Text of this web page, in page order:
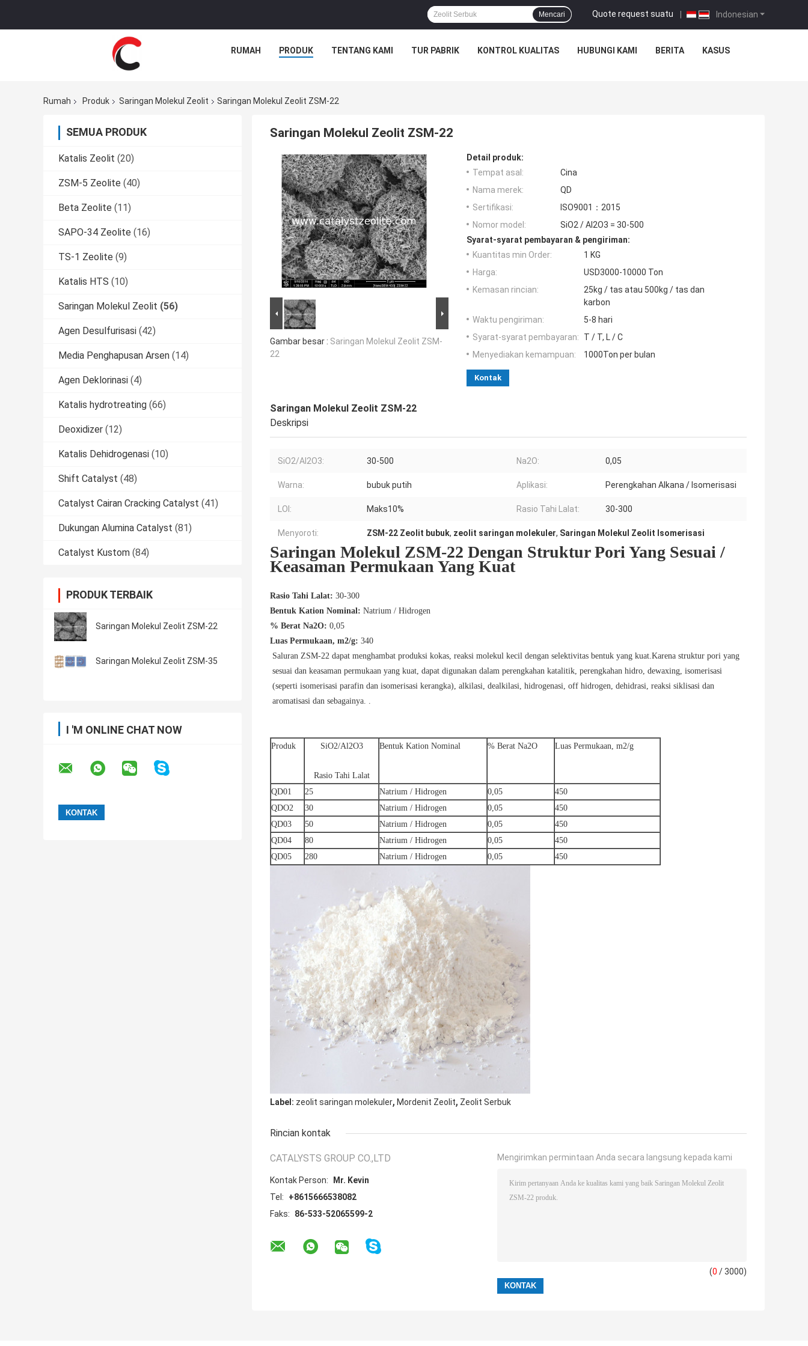
Indonesian
Quote request suatu |
Mencari
RUMAH PRODUK TENTANG KAMI TUR PABRIK KONTROL KUALITAS HUBUNGI KAMI BERITA KASUS
Rumah Produk Saringan Molekul Zeolit Saringan Molekul Zeolit ​​ZSM-22
SEMUA PRODUK
Katalis Zeolit (20)
ZSM-5 Zeolite (40)
Beta Zeolite (11)
SAPO-34 Zeolite (16)
TS-1 Zeolite (9)
Katalis HTS (10)
Saringan Molekul Zeolit (56)
Agen Desulfurisasi (42)
Media Penghapusan Arsen (14)
Agen Deklorinasi (4)
Katalis hydrotreating (66)
Deoxidizer (12)
Katalis Dehidrogenasi (10)
Shift Catalyst (48)
Catalyst Cairan Cracking Catalyst (41)
Dukungan Alumina Catalyst (81)
Catalyst Kustom (84)
PRODUK TERBAIK
Saringan Molekul Zeolit ​​ZSM-22
Saringan Molekul Zeolit ​​ZSM-35
I 'M ONLINE CHAT NOW
Saringan Molekul Zeolit ​​ZSM-22
Gambar besar : Saringan Molekul Zeolit ​​ZSM-
22
Detail produk:
Tempat asal:
Cina
Nama merek:
QD
Sertifikasi:
ISO9001：2015
Nomor model:
SiO2 / Al2O3 = 30-500
Syarat-syarat pembayaran & pengiriman:
Kuantitas min Order:
1 KG
Harga:
USD3000-10000 Ton
Kemasan rincian:
25kg / tas atau 500kg / tas dan
karbon
Waktu pengiriman:
5-8 hari
Syarat-syarat pembayaran:
T / T, L / C
Menyediakan kemampuan:
1000Ton per bulan
Kontak
Saringan Molekul Zeolit ​​ZSM-22
Deskripsi
SiO2/Al2O3: 30-500 Na2O: 0,05
Warna: bubuk putih Aplikasi: Perengkahan Alkana / Isomerisasi
LOI: Maks10% Rasio Tahi Lalat: 30-300
Menyoroti: ZSM-22 Zeolit ​​​​bubuk, zeolit ​​saringan molekuler, Saringan Molekul Zeolit ​​​​Isomerisasi
Saringan Molekul ZSM-22 Dengan Struktur Pori Yang Sesuai /
Keasaman Permukaan Yang Kuat
Rasio Tahi Lalat: 30-300
Bentuk Kation Nominal: Natrium / Hidrogen
% Berat Na2O: 0,05
Luas Permukaan, m2/g: 340
Saluran ZSM-22 dapat menghambat produksi kokas, reaksi molekul kecil dengan selektivitas bentuk yang kuat.Karena struktur pori yang
sesuai dan keasaman permukaan yang kuat, dapat digunakan dalam perengkahan katalitik, perengkahan hidro, dewaxing, isomerisasi
(seperti isomerisasi parafin dan isomerisasi kerangka), alkilasi, dealkilasi, hidrogenasi, off hidrogen, dehidrasi, reaksi siklisasi dan
aromatisasi dan sebagainya. .
Produk SiO2/Al2O3
Rasio Tahi Lalat
Bentuk Kation Nominal % Berat Na2O Luas Permukaan, m2/g
QD01 25 Natrium / Hidrogen 0,05
450
QDO2
30 Natrium / Hidrogen 0,05
450
QD03
50 Natrium / Hidrogen 0,05
450
QD04
80 Natrium / Hidrogen 0,05
450
QD05
280 Natrium / Hidrogen 0,05 450
Label: zeolit ​​saringan molekuler, Mordenit Zeolit, Zeolit ​​Serbuk
Rincian kontak
CATALYSTS GROUP CO.,LTD
Kontak Person:
Mr. Kevin
Tel:
+8615666538082
Faks:
86-533-52065599-2
Mengirimkan permintaan Anda secara langsung kepada kami
(0 / 3000)